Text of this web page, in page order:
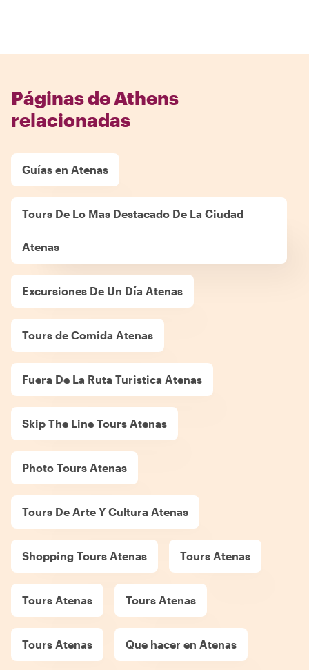
Páginas de Athens
relacionadas
Guías en Atenas
Tours De Lo Mas Destacado De La Ciudad
Atenas
Excursiones De Un Día Atenas
Tours de Comida Atenas
Fuera De La Ruta Turistica Atenas
Skip The Line Tours Atenas
Photo Tours Atenas
Tours De Arte Y Cultura Atenas
Shopping Tours Atenas Tours Atenas
Tours Atenas Tours Atenas
Tours Atenas Que hacer en Atenas